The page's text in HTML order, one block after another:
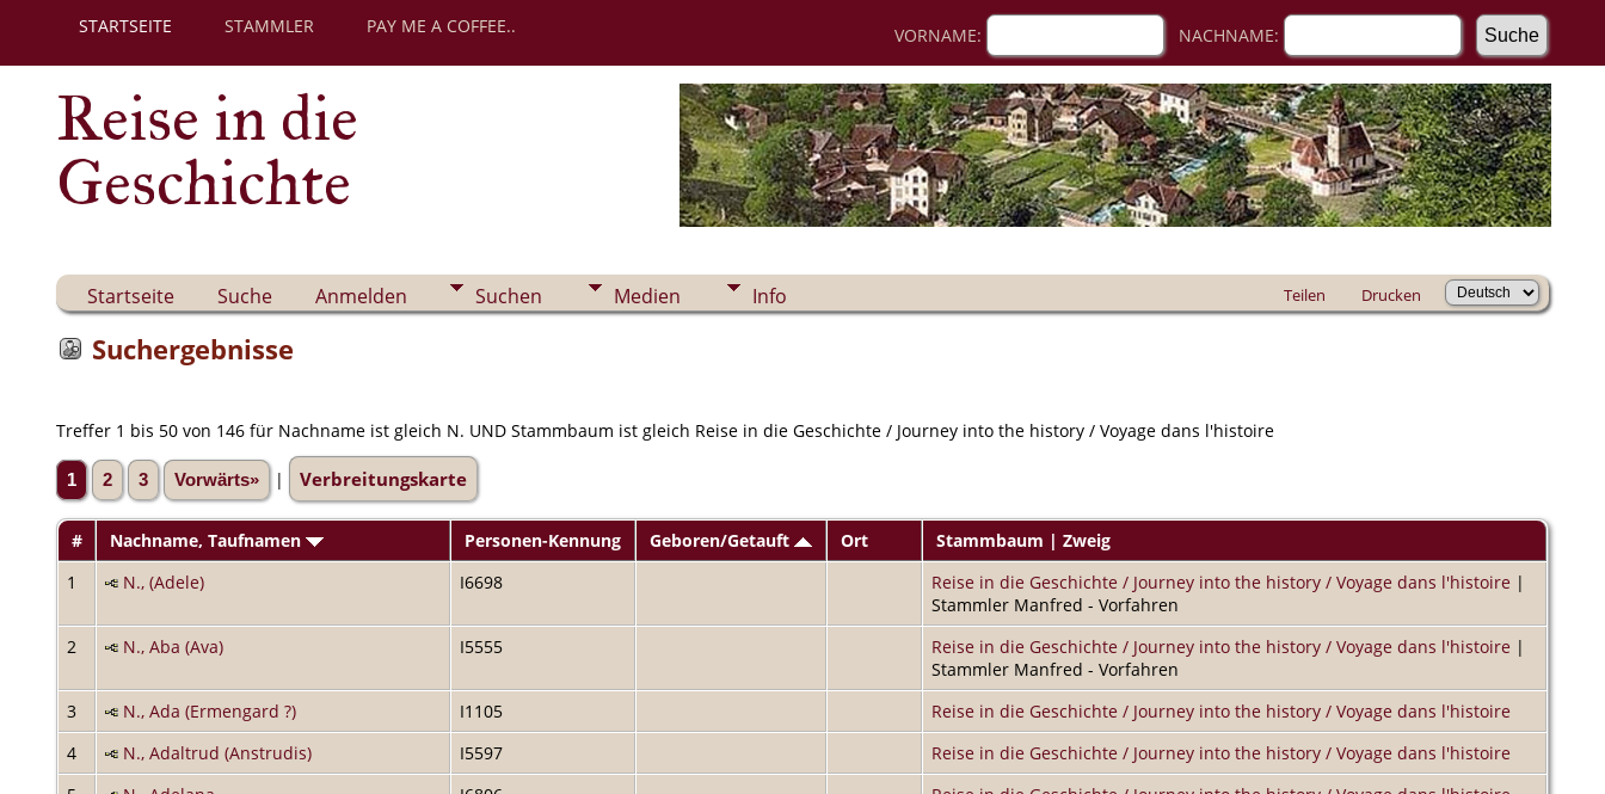
STARTSEITE STAMMLER PAY ME A COFFEE.. VORNAME: NACHNAME:
Reise in die
Geschichte
Startseite Suche Anmelden Suchen Medien Info Teilen Drucken
Suchergebnisse
Treffer 1 bis 50 von 146 für Nachname ist gleich N. UND Stammbaum ist gleich Reise in die Geschichte / Journey into the history / Voyage dans l'histoire
1 2 3 Vorwärts» | Verbreitungskarte
# Nachname, Taufnamen Personen-Kennung Geboren/Getauft Ort
Stammbaum | Zweig
1
N., (Adele) I6698 Reise in die Geschichte / Journey into the history / Voyage dans l'histoire |
Stammler Manfred - Vorfahren
2
N., Aba (Ava) I5555 Reise in die Geschichte / Journey into the history / Voyage dans l'histoire |
Stammler Manfred - Vorfahren
3
N., Ada (Ermengard ?) I1105
Reise in die Geschichte / Journey into the history / Voyage dans l'histoire
4
N., Adaltrud (Anstrudis) I5597
Reise in die Geschichte / Journey into the history / Voyage dans l'histoire